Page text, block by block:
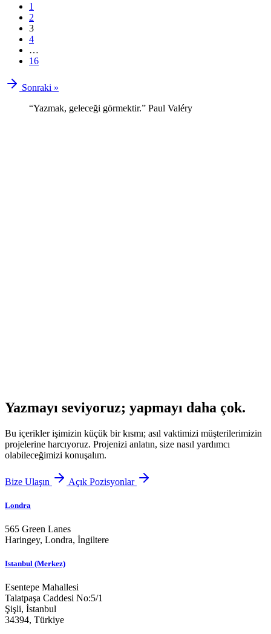
1
2
3
4
…
16
Sonraki »
“Yazmak, geleceği görmektir.” Paul Valéry
Yazmayı seviyoruz; yapmayı daha çok.
Bu içerikler işimizin küçük bir kısmı; asıl vaktimizi müşterilerimizin
projelerine harcıyoruz. Projenizi anlatın, size nasıl yardımcı
olabileceğimizi konuşalım.
Bize Ulaşın Açık Pozisyonlar
Londra
565 Green Lanes
Haringey, Londra, İngiltere
Istanbul (Merkez)
Esentepe Mahallesi
Talatpaşa Caddesi No:5/1
Şişli, İstanbul
34394, Türkiye